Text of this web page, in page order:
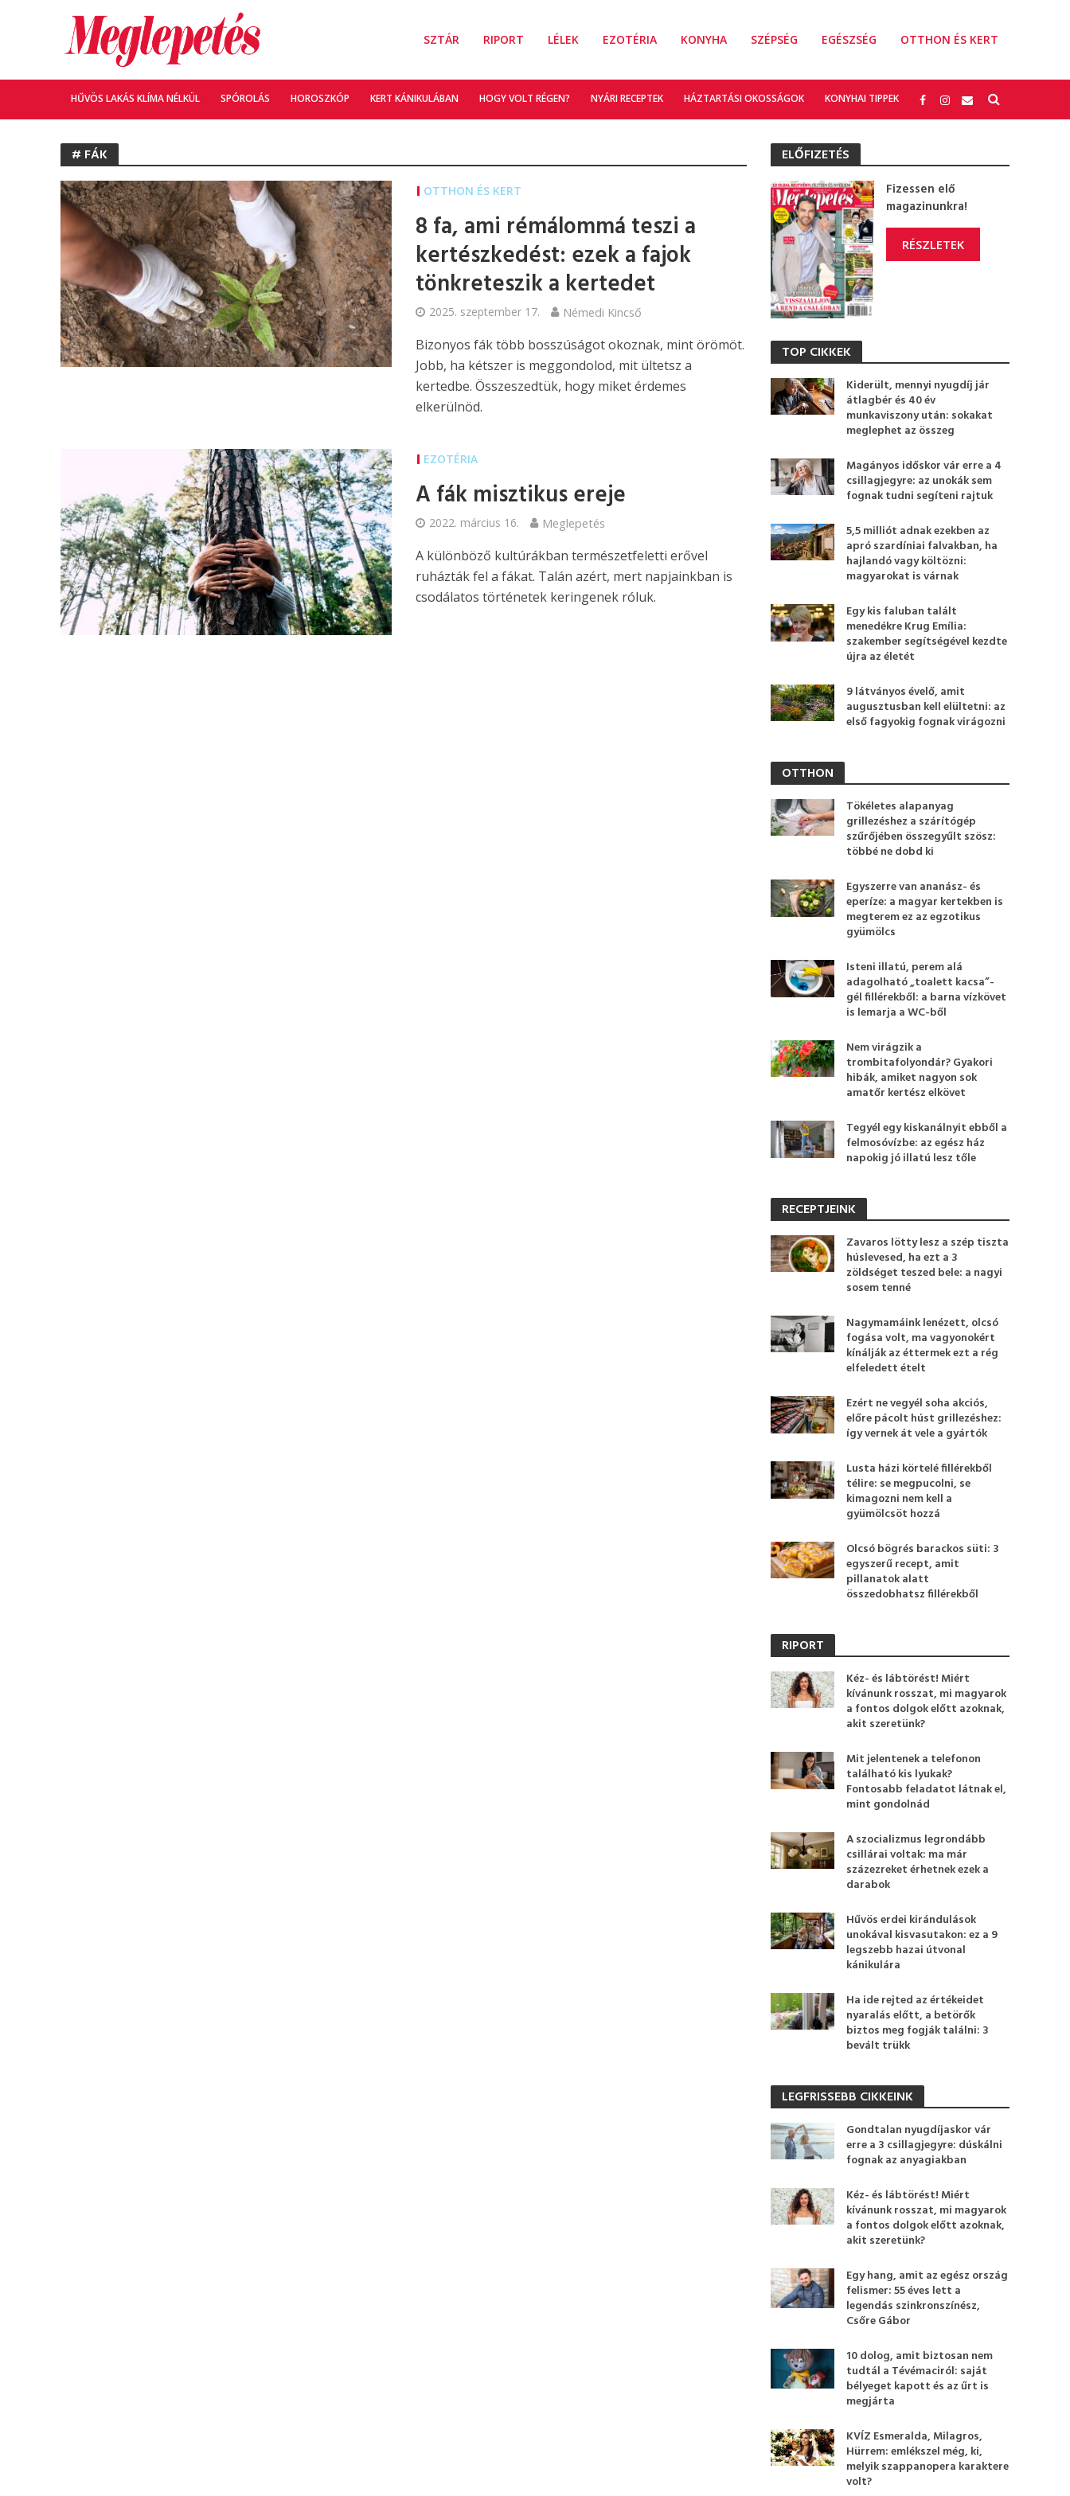
SZTÁR RIPORT LÉLEK EZOTÉRIA KONYHA SZÉPSÉG EGÉSZSÉG OTTHON ÉS KERT
HŰVÖS LAKÁS KLÍMA NÉLKÜL SPÓROLÁS HOROSZKÓP KERT KÁNIKULÁBAN HOGY VOLT RÉGEN? NYÁRI RECEPTEK HÁZTARTÁSI OKOSSÁGOK KONYHAI TIPPEK
# FÁK
OTTHON ÉS KERT
8 fa, ami rémálommá teszi a
kertészkedést: ezek a fajok
tönkreteszik a kertedet
2025. szeptember 17. Némedi Kincső
Bizonyos fák több bosszúságot okoznak, mint örömöt.
Jobb, ha kétszer is meggondolod, mit ültetsz a
kertedbe. Összeszedtük, hogy miket érdemes
elkerülnöd.
EZOTÉRIA
A fák misztikus ereje
2022. március 16. Meglepetés
A különböző kultúrákban természetfeletti erővel
ruházták fel a fákat. Talán azért, mert napjainkban is
csodálatos történetek keringenek róluk.
ELŐFIZETÉS
Fizessen elő
magazinunkra!
RÉSZLETEK
TOP CIKKEK
Kiderült, mennyi nyugdíj jár
átlagbér és 40 év
munkaviszony után: sokakat
meglephet az összeg
Magányos időskor vár erre a 4
csillagjegyre: az unokák sem
fognak tudni segíteni rajtuk
5,5 milliót adnak ezekben az
apró szardíniai falvakban, ha
hajlandó vagy költözni:
magyarokat is várnak
Egy kis faluban talált
menedékre Krug Emília:
szakember segítségével kezdte
újra az életét
9 látványos évelő, amit
augusztusban kell elültetni: az
első fagyokig fognak virágozni
OTTHON
Tökéletes alapanyag
grillezéshez a szárítógép
szűrőjében összegyűlt szösz:
többé ne dobd ki
Egyszerre van ananász- és
eperíze: a magyar kertekben is
megterem ez az egzotikus
gyümölcs
Isteni illatú, perem alá
adagolható „toalett kacsa”-
gél fillérekből: a barna vízkövet
is lemarja a WC-ből
Nem virágzik a
trombitafolyondár? Gyakori
hibák, amiket nagyon sok
amatőr kertész elkövet
Tegyél egy kiskanálnyit ebből a
felmosóvízbe: az egész ház
napokig jó illatú lesz tőle
RECEPTJEINK
Zavaros lötty lesz a szép tiszta
húslevesed, ha ezt a 3
zöldséget teszed bele: a nagyi
sosem tenné
Nagymamáink lenézett, olcsó
fogása volt, ma vagyonokért
kínálják az éttermek ezt a rég
elfeledett ételt
Ezért ne vegyél soha akciós,
előre pácolt húst grillezéshez:
így vernek át vele a gyártók
Lusta házi körtelé fillérekből
télire: se megpucolni, se
kimagozni nem kell a
gyümölcsöt hozzá
Olcsó bögrés barackos süti: 3
egyszerű recept, amit
pillanatok alatt
összedobhatsz fillérekből
RIPORT
Kéz- és lábtörést! Miért
kívánunk rosszat, mi magyarok
a fontos dolgok előtt azoknak,
akit szeretünk?
Mit jelentenek a telefonon
található kis lyukak?
Fontosabb feladatot látnak el,
mint gondolnád
A szocializmus legrondább
csillárai voltak: ma már
százezreket érhetnek ezek a
darabok
Hűvös erdei kirándulások
unokával kisvasutakon: ez a 9
legszebb hazai útvonal
kánikulára
Ha ide rejted az értékeidet
nyaralás előtt, a betörők
biztos meg fogják találni: 3
bevált trükk
LEGFRISSEBB CIKKEINK
Gondtalan nyugdíjaskor vár
erre a 3 csillagjegyre: dúskálni
fognak az anyagiakban
Kéz- és lábtörést! Miért
kívánunk rosszat, mi magyarok
a fontos dolgok előtt azoknak,
akit szeretünk?
Egy hang, amit az egész ország
felismer: 55 éves lett a
legendás szinkronszínész,
Csőre Gábor
10 dolog, amit biztosan nem
tudtál a Tévémaciról: saját
bélyeget kapott és az űrt is
megjárta
KVÍZ Esmeralda, Milagros,
Hürrem: emlékszel még, ki,
melyik szappanopera karaktere
volt?